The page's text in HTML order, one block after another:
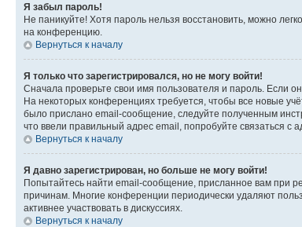
Я забыл пароль!
Не паникуйте! Хотя пароль нельзя восстановить, можно
на конференцию.
Вернуться к началу
Я только что зарегистрировался, но не могу войти!
Сначала проверьте свои имя пользователя и пароль. Если
На некоторых конференциях требуется, чтобы все новые
было прислано email-сообщение, следуйте полученным
что ввели правильный адрес email, попробуйте связаться с
Вернуться к началу
Я давно зарегистрирован, но больше не могу войти!
Попытайтесь найти email-сообщение, присланное вам при
причинам. Многие конференции периодически удаляют
активнее участвовать в дискуссиях.
Вернуться к началу